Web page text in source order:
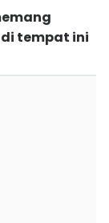
tempat ini